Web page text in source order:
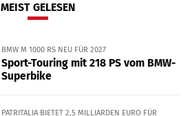
MEIST GELESEN
BMW M 1000 RS NEU FÜR 2027
Sport-Touring mit 218 PS vom BMW-
Superbike
PATRITALIA BIETET 2,5 MILLIARDEN EURO FÜR